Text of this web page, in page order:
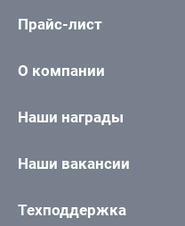
Прайс-лист
О компании
Наши награды
Наши вакансии
Техподдержка